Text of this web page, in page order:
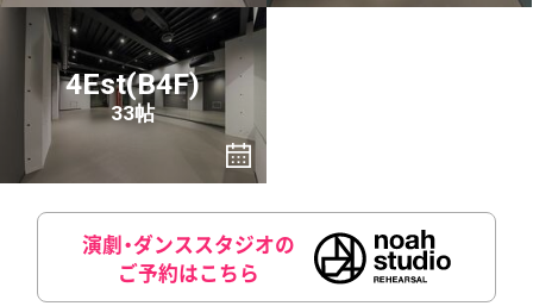
4Est(B4F)
33帖
演劇・ダンススタジオの
ご予約はこちら